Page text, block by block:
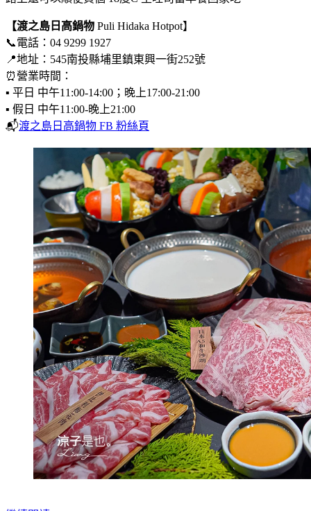
【渡之島日高鍋物 Puli Hidaka Hotpot】
📞電話：04 9299 1927
📍地址：545南投縣埔里鎮東興一街252號
⏰營業時間：
▪ 平日 中午11:00-14:00；晚上17:00-21:00
▪ 假日 中午11:00-晚上21:00
📬渡之島日高鍋物 FB 粉絲頁